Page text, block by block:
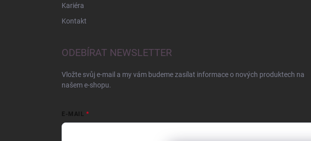
Kariéra
Kontakt
ODEBÍRAT NEWSLETTER
Vložte svůj e-mail a my vám budeme zasílat informace o nových produktech na
našem e-shopu.
E-MAIL